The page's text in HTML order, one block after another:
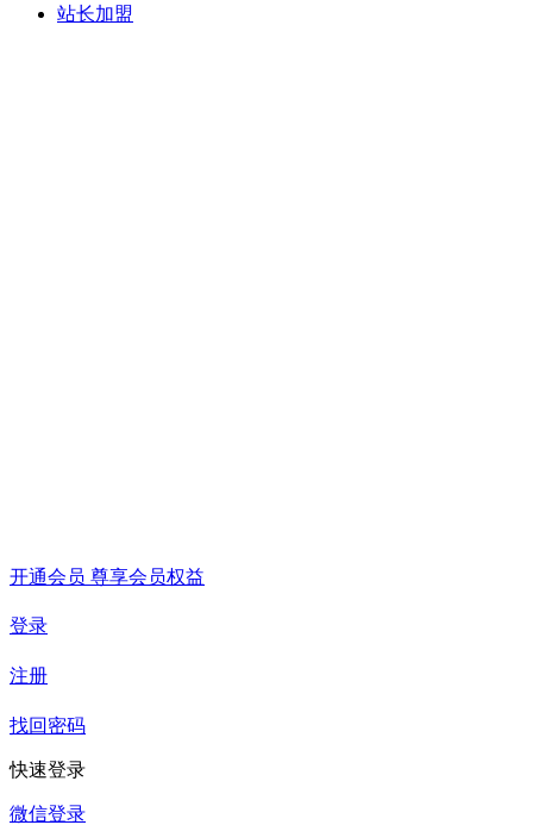
站长加盟
开通会员 尊享会员权益
登录
注册
找回密码
快速登录
微信登录